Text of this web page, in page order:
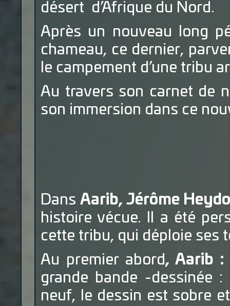
désert d’Afrique du Nord.
Après un nouveau long
chameau, ce dernier,
le campement d’une tribu
Au travers son carnet de
son immersion dans ce
DansAarib, Jérôme
histoire vécue. Il a été
cette tribu, qui déploie ses
Au premier abord, Aarib
grande bande -dessinée :
neuf, le dessin est sobre